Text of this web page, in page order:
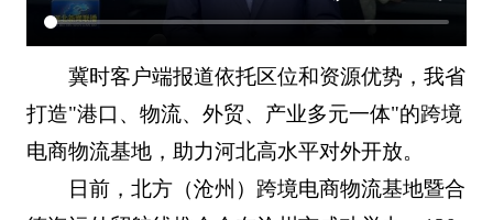
冀时客户端报道依托区位和资源优势，我省
打造"港口、物流、外贸、产业多元一体"的跨境
电商物流基地，助力河北高水平对外开放。
日前，北方（沧州）跨境电商物流基地暨合